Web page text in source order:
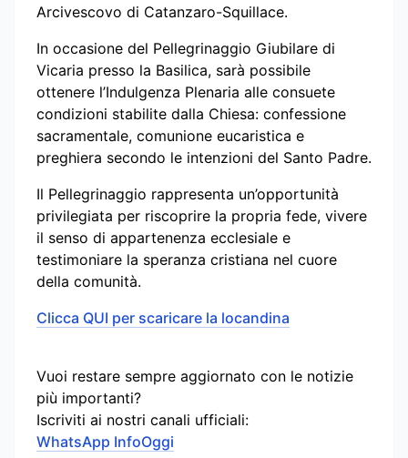
Arcivescovo di Catanzaro-Squillace.
In occasione del Pellegrinaggio Giubilare di
Vicaria presso la Basilica, sarà possibile
ottenere l’Indulgenza Plenaria alle consuete
condizioni stabilite dalla Chiesa: confessione
sacramentale, comunione eucaristica e
preghiera secondo le intenzioni del Santo Padre.
Il Pellegrinaggio rappresenta un’opportunità
privilegiata per riscoprire la propria fede, vivere
il senso di appartenenza ecclesiale e
testimoniare la speranza cristiana nel cuore
della comunità.
Clicca QUI per scaricare la locandina
Vuoi restare sempre aggiornato con le notizie
più importanti?
Iscriviti ai nostri canali ufficiali:
WhatsApp InfoOggi